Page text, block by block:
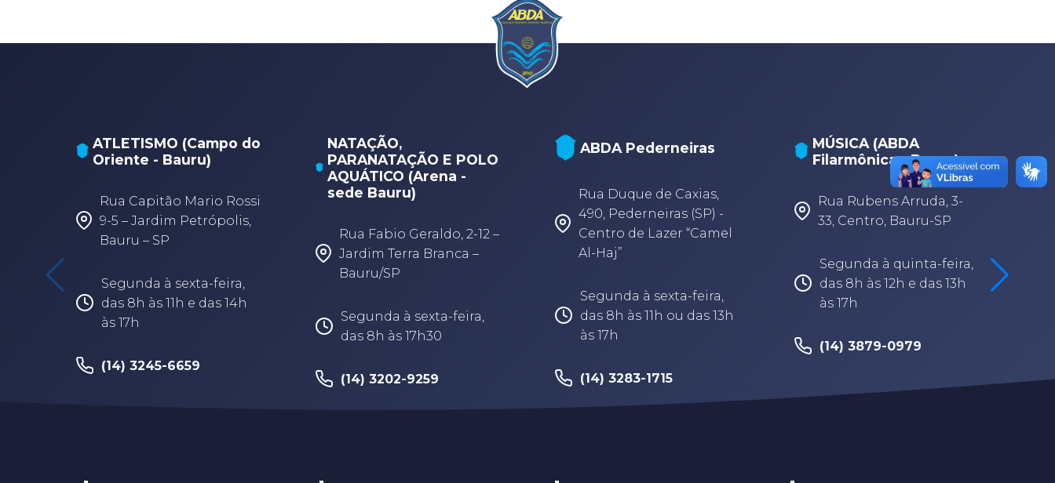
ATLETISMO (Campo do
Oriente - Bauru)
Rua Capitão Mario Rossi
9-5 – Jardim Petrópolis,
Bauru – SP
Segunda à sexta-feira,
das 8h às 11h e das 14h
às 17h
(14) 3245-6659
NATAÇÃO,
PARANATAÇÃO E POLO
AQUÁTICO (Arena -
sede Bauru)
Rua Fabio Geraldo, 2-12 –
Jardim Terra Branca –
Bauru/SP
Segunda à sexta-feira,
das 8h às 17h30
(14) 3202-9259
ABDA Pederneiras
Rua Duque de Caxias,
490, Pederneiras (SP) -
Centro de Lazer “Camel
Al-Haj”
Segunda à sexta-feira,
das 8h às 11h ou das 13h
às 17h
(14) 3283-1715
MÚSICA (ABDA
Filarmônica - Bauru)
Rua Rubens Arruda, 3-
33, Centro, Bauru-SP
Segunda à quinta-feira,
das 8h às 12h e das 13h
às 17h
(14) 3879-0979